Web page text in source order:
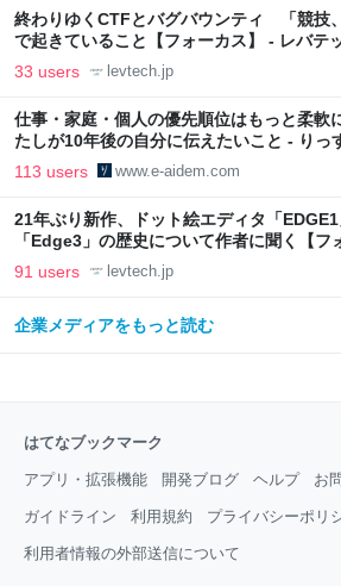
終わりゆくCTFとバグバウンティ 「競技
で起きていること【フォーカス】 - レバテ
33 users levtech.jp
仕事・家庭・個人の優先順位はもっと柔軟
たしが10年後の自分に伝えたいこと - りっ
113 users www.e-aidem.com
21年ぶり新作、ドット絵エディタ「EDGE1
「Edge3」の歴史について作者に聞く【フ
LAB
91 users levtech.jp
企業メディアをもっと読む
はてなブックマーク
アプリ・拡張機能 開発ブログ ヘルプ お
ガイドライン 利用規約 プライバシーポリ
利用者情報の外部送信について